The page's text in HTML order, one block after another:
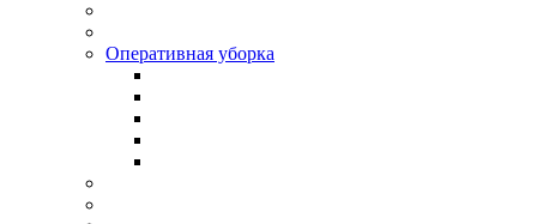
Оперативная уборка